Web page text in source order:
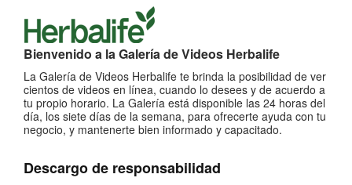
Bienvenido a la Galería de Videos Herbalife
La Galería de Videos Herbalife te brinda la posibilidad de ver
cientos de videos en línea, cuando lo desees y de acuerdo a
tu propio horario. La Galería está disponible las 24 horas del
día, los siete días de la semana, para ofrecerte ayuda con tu
negocio, y mantenerte bien informado y capacitado.
Descargo de responsabilidad
Herbalife24 ACHIEVE Protein Bar
¡Llegaron las barras Herbalife24 ACHIEVE!